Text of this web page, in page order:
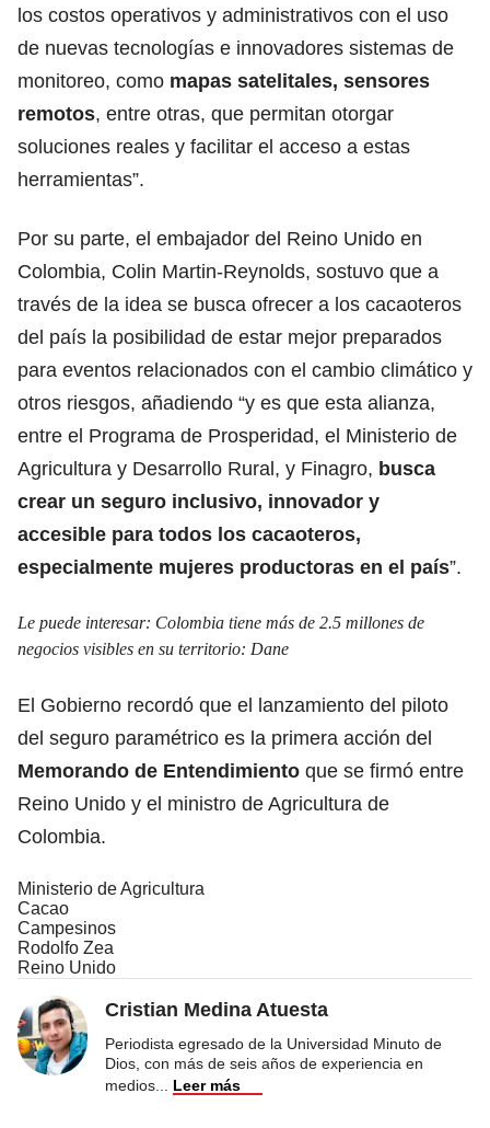
los costos operativos y administrativos con el uso
de nuevas tecnologías e innovadores sistemas de
monitoreo, como mapas satelitales, sensores
remotos, entre otras, que permitan otorgar
soluciones reales y facilitar el acceso a estas
herramientas”.
Por su parte, el embajador del Reino Unido en
Colombia, Colin Martin-Reynolds, sostuvo que a
través de la idea se busca ofrecer a los cacaoteros
del país la posibilidad de estar mejor preparados
para eventos relacionados con el cambio climático y
otros riesgos, añadiendo “y es que esta alianza,
entre el Programa de Prosperidad, el Ministerio de
Agricultura y Desarrollo Rural, y Finagro, busca
crear un seguro inclusivo, innovador y
accesible para todos los cacaoteros,
especialmente mujeres productoras en el país”.
Le puede interesar: Colombia tiene más de 2.5 millones de
negocios visibles en su territorio: Dane
El Gobierno recordó que el lanzamiento del piloto
del seguro paramétrico es la primera acción del
Memorando de Entendimiento que se firmó entre
Reino Unido y el ministro de Agricultura de
Colombia.
Ministerio de Agricultura
Cacao
Campesinos
Rodolfo Zea
Reino Unido
Cristian Medina Atuesta
Periodista egresado de la Universidad Minuto de
Dios, con más de seis años de experiencia en
medios
Leer más